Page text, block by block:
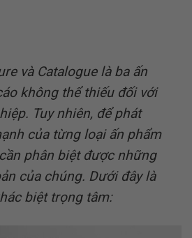
và Catalogue là ba ấn
không thể thiếu đối với
Tuy nhiên, để phát
của từng loại ấn phẩm
phân biệt được những
của chúng. Dưới đây là
biệt trọng tâm: